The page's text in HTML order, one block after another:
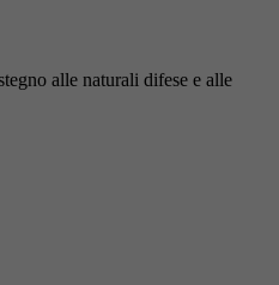
alle naturali difese e alle